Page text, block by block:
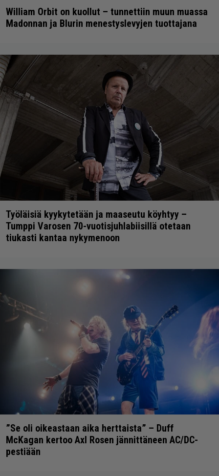
William Orbit on kuollut – tunnettiin muun muassa
Madonnan ja Blurin menestyslevyjen tuottajana
Työläisiä kyykytetään ja maaseutu köyhtyy –
Tumppi Varosen 70-vuotisjuhlabiisillä otetaan
tiukasti kantaa nykymenoon
”Se oli oikeastaan aika herttaista” – Duff
McKagan kertoo Axl Rosen jännittäneen AC/DC-
pestiään